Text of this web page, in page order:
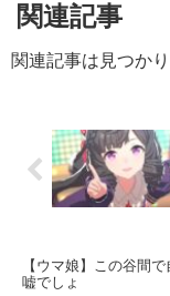
関連記事
関連記事は見つか
【ウマ娘】この谷間
嘘でしょ